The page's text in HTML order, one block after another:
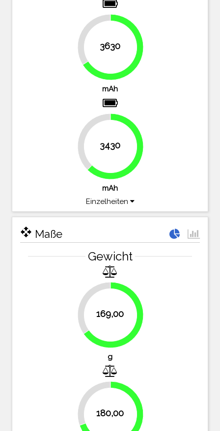
3630
34%
66%
mAh
3430
37.6%
62.4%
mAh
Einzelheiten
open_with Maße
Gewicht
169,00
34.7%
65.3%
g
180,00
30.5%
69.5%